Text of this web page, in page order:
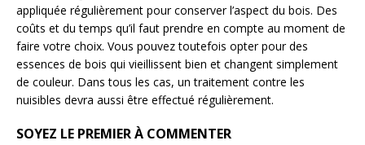
appliquée régulièrement pour conserver l’aspect du bois. Des
coûts et du temps qu’il faut prendre en compte au moment de
faire votre choix. Vous pouvez toutefois opter pour des
essences de bois qui vieillissent bien et changent simplement
de couleur. Dans tous les cas, un traitement contre les
nuisibles devra aussi être effectué régulièrement.
SOYEZ LE PREMIER À COMMENTER